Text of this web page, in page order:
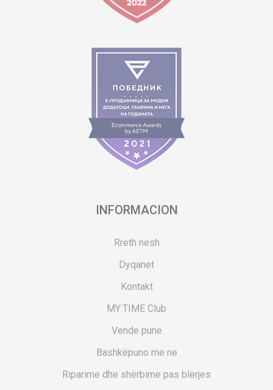
INFORMACION
Rreth nesh
Dyqanet
Kontakt
MY:TIME Club
Vende pune
Bashkëpuno me ne
Riparime dhe shërbime pas blerjes